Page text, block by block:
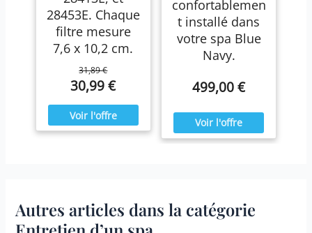
28453E. Chaque
filtre mesure
7,6 x 10,2 cm.
31,89 €
30,99 €
confortablemen
t installé dans
votre spa Blue
Navy.
499,00 €
Autres articles dans la catégorie